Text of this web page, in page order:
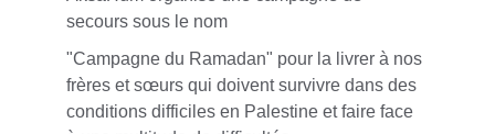
secours sous le nom
"Campagne du Ramadan" pour la livrer à nos
frères et sœurs qui doivent survivre dans des
conditions difficiles en Palestine et faire face